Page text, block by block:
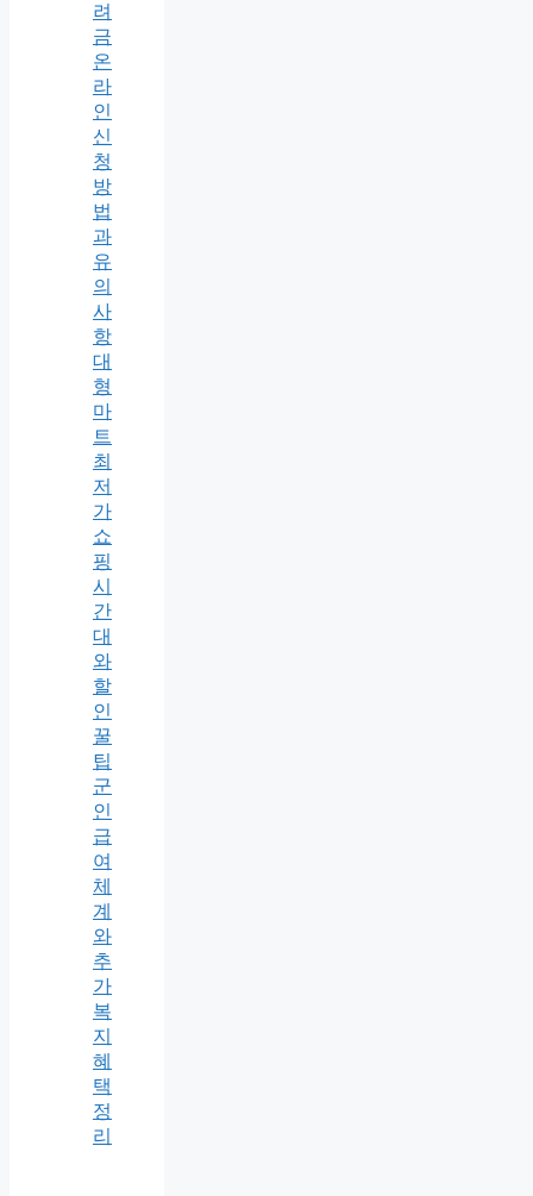
려
금
온
라
인
신
청
방
법
과
유
의
사
항
대
형
마
트
최
저
가
쇼
핑
시
간
대
와
할
인
꿀
팁
군
인
급
여
체
계
와
추
가
복
지
혜
택
정
리